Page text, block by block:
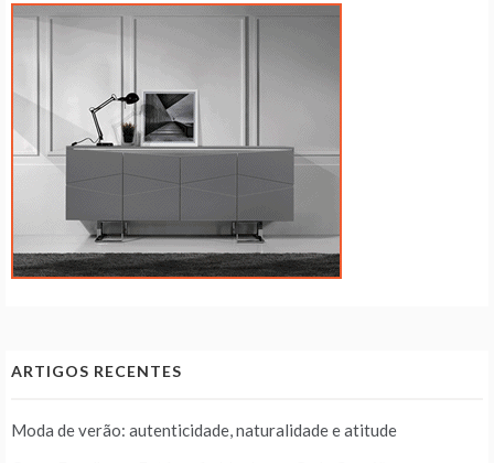
ARTIGOS RECENTES
Moda de verão: autenticidade, naturalidade e atitude